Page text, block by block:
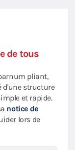
de tous
pliant,
d'une structure
et rapide.
notice de
lors de